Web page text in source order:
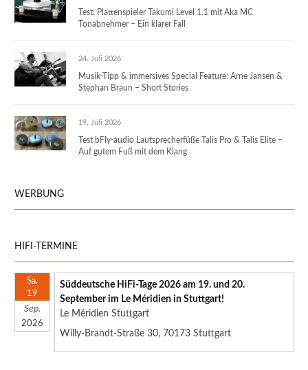
Test: Plattenspieler Takumi Level 1.1 mit Aka MC
Tonabnehmer – Ein klarer Fall
24. Juli 2026
Musik-Tipp & immersives Special Feature: Arne Jansen &
Stephan Braun – Short Stories
19. Juli 2026
Test bFly-audio Lautsprecherfüße Talis Pro & Talis Elite –
Auf gutem Fuß mit dem Klang
WERBUNG
HIFI-TERMINE
Sa.
19
Sep.
2026
Süddeutsche HiFi-Tage 2026 am 19. und 20.
September im Le Méridien in Stuttgart!
Le Méridien Stuttgart
Willy-Brandt-Straße 30, 70173 Stuttgart